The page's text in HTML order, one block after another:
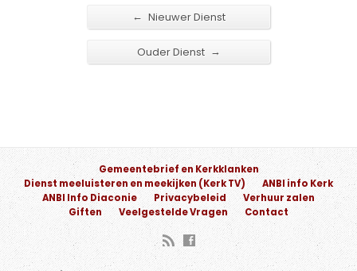
← Nieuwer Dienst
Ouder Dienst →
Gemeentebrief en Kerkklanken
Dienst meeluisteren en meekijken (Kerk TV)
ANBI info Kerk
ANBI Info Diaconie
Privacybeleid
Verhuur zalen
Giften
Veelgestelde Vragen Contact